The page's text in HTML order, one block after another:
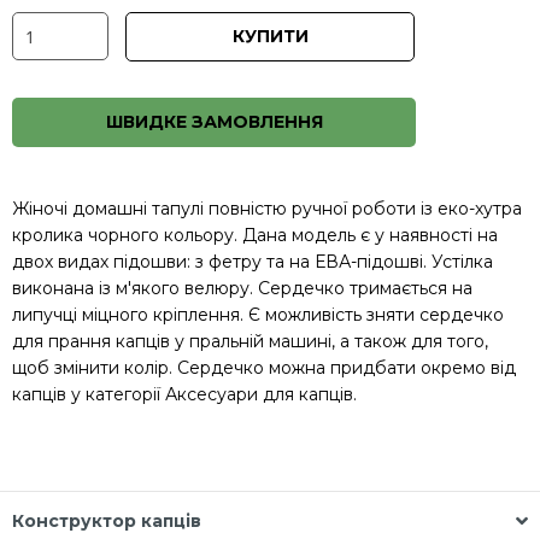
КУПИТИ
ШВИДКЕ ЗАМОВЛЕННЯ
Жіночі домашні тапулі повністю ручної роботи із еко-хутра
кролика чорного кольору. Дана модель є у наявності на
двох видах підошви: з фетру та на ЕВА-підошві. Устілка
виконана із м'якого велюру. Сердечко тримається на
липучці міцного кріплення. Є можливість зняти сердечко
для прання капців у пральній машині, а також для того,
щоб змінити колір. Сердечко можна придбати окремо від
капців у категоріїАксесуари для капців.
Конструктор капців